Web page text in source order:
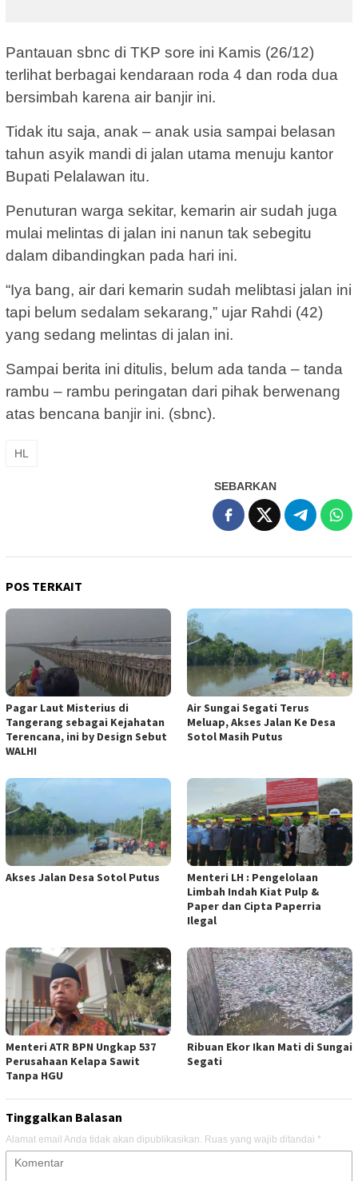
Pantauan sbnc di TKP sore ini Kamis (26/12)
terlihat berbagai kendaraan roda 4 dan roda dua
bersimbah karena air banjir ini.
Tidak itu saja, anak – anak usia sampai belasan
tahun asyik mandi di jalan utama menuju kantor
Bupati Pelalawan itu.
Penuturan warga sekitar, kemarin air sudah juga
mulai melintas di jalan ini nanun tak sebegitu
dalam dibandingkan pada hari ini.
“Iya bang, air dari kemarin sudah melibtasi jalan ini
tapi belum sedalam sekarang,” ujar Rahdi (42)
yang sedang melintas di jalan ini.
Sampai berita ini ditulis, belum ada tanda – tanda
rambu – rambu peringatan dari pihak berwenang
atas bencana banjir ini. (sbnc).
HL
SEBARKAN
POS TERKAIT
Pagar Laut Misterius di
Tangerang sebagai Kejahatan
Terencana, ini by Design Sebut
WALHI
Air Sungai Segati Terus
Meluap, Akses Jalan Ke Desa
Sotol Masih Putus
Akses Jalan Desa Sotol Putus
Menteri LH : Pengelolaan
Limbah Indah Kiat Pulp &
Paper dan Cipta Paperria
Ilegal
Menteri ATR BPN Ungkap 537
Perusahaan Kelapa Sawit
Tanpa HGU
Ribuan Ekor Ikan Mati di Sungai
Segati
Tinggalkan Balasan
Alamat email Anda tidak akan dipublikasikan. Ruas yang wajib ditandai *